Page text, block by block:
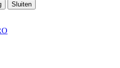
Sluiten